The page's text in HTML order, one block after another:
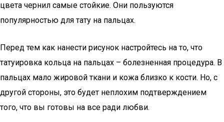
цвета чернил самые стойкие. Они пользуются
популярностью для тату на пальцах.
Перед тем как нанести рисунок настройтесь на то, что
татуировка кольца на пальцах – болезненная процедура. В
пальцах мало жировой ткани и кожа близко к кости. Но, с
другой стороны, это будет неплохим подтверждением
того, что вы готовы на все ради любви.